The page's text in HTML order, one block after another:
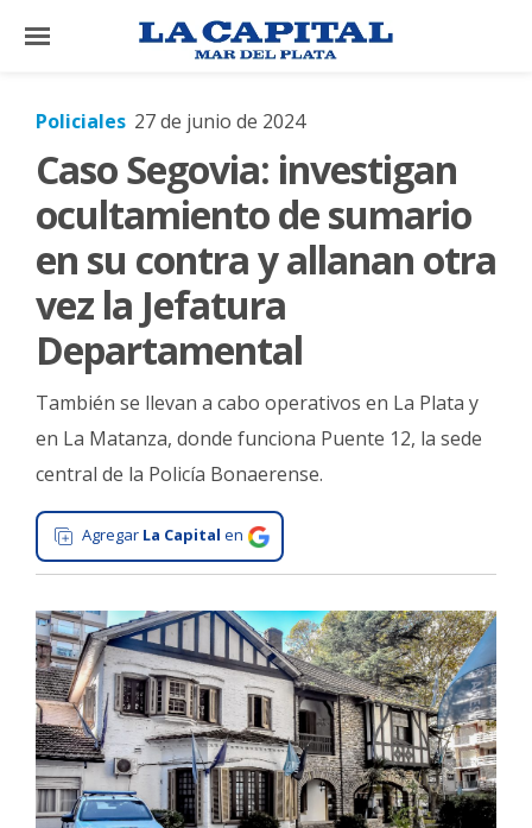
×
El
Mundo
La
Zona
Tecnología
Gastronomía
Salud
Interés
La
Ciudad
Deportes
Arte
y
Espectáculos
Policiales 27 de junio de 2024
Caso Segovia: investigan
ocultamiento de sumario
en su contra y allanan otra
vez la Jefatura
Departamental
También se llevan a cabo operativos en La Plata y
en La Matanza, donde funciona Puente 12, la sede
central de la Policía Bonaerense.
Agregar La Capital en